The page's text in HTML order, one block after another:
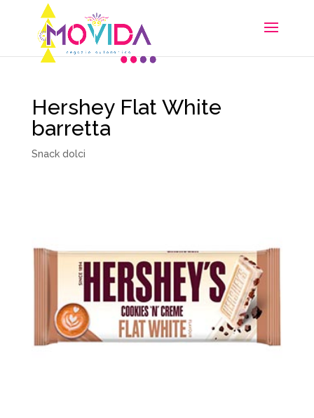
Hershey Flat White
barretta
Snack dolci